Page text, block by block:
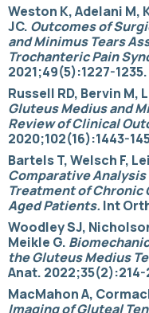
Weston K, Adelani M,
JC. Outcomes of
and Minimus Tears
Trochanteric Pain
2021;49(5):1227-1235.
Russell RD, Bervin M,
Gluteus Medius and
Review of Clinical
2020;102(16):1443-
Bartels T, Welsch F,
Comparative
Treatment of Chronic
Aged Patients. Int
Woodley SJ,
Meikle G.
the Gluteus Medius
Anat. 2022;35(2):214-
MacMahon A,
Imaging of Gluteal